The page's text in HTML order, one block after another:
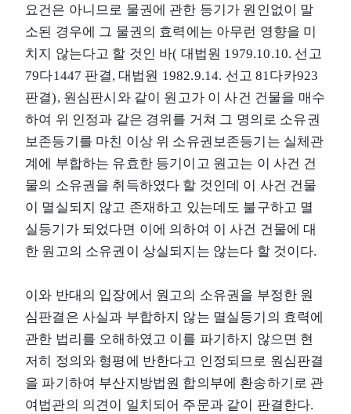
요건은 아니므로 물권에 관한 등기가 원인없이 말
소된 경우에 그 물권의 효력에는 아무런 영향을 미
치지 않는다고 할 것인 바( 대법원 1979.10.10. 선고
79다1447 판결, 대법원 1982.9.14. 선고 81다카923
판결), 원심판시와 같이 원고가 이 사건 건물을 매수
하여 위 인정과 같은 경위를 거쳐 그 명의로 소유권
보존등기를 마친 이상 위 소유권보존등기는 실체관
계에 부합하는 유효한 등기이고 원고는 이 사건 건
물의 소유권을 취득하였다 할 것인데 이 사건 건물
이 멸실되지 않고 존재하고 있는데도 불구하고 멸
실등기가 되었다면 이에 의하여 이 사건 건물에 대
한 원고의 소유권이 상실되지는 않는다 할 것이다.
이와 반대의 입장에서 원고의 소유권을 부정한 원
심판결은 사실과 부합하지 않는 멸실등기의 효력에
관한 법리를 오해하였고 이를 파기하지 않으면 현
저히 정의와 형평에 반한다고 인정되므로 원심판결
을 파기하여 부산지방법원 합의부에 환송하기로 관
여법관의 의견이 일치되어 주문과 같이 판결한다.